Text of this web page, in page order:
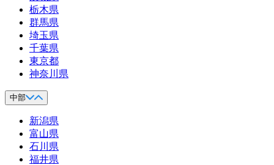
栃木県
群馬県
埼玉県
千葉県
東京都
神奈川県
中部
新潟県
富山県
石川県
福井県